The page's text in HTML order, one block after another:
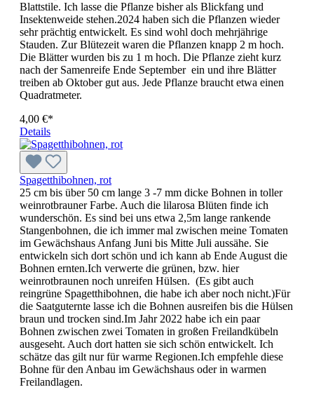
Blattstile. Ich lasse die Pflanze bisher als Blickfang und
Insektenweide stehen.2024 haben sich die Pflanzen wieder
sehr prächtig entwickelt. Es sind wohl doch mehrjährige
Stauden. Zur Blütezeit waren die Pflanzen knapp 2 m hoch.
Die Blätter wurden bis zu 1 m hoch. Die Pflanze zieht kurz
nach der Samenreife Ende September ein und ihre Blätter
treiben ab Oktober gut aus. Jede Pflanze braucht etwa einen
Quadratmeter.
4,00 €*
Details
Spagetthibohnen, rot
25 cm bis über 50 cm lange 3 -7 mm dicke Bohnen in toller
weinrotbrauner Farbe. Auch die lilarosa Blüten finde ich
wunderschön. Es sind bei uns etwa 2,5m lange rankende
Stangenbohnen, die ich immer mal zwischen meine Tomaten
im Gewächshaus Anfang Juni bis Mitte Juli aussähe. Sie
entwickeln sich dort schön und ich kann ab Ende August die
Bohnen ernten.Ich verwerte die grünen, bzw. hier
weinrotbraunen noch unreifen Hülsen. (Es gibt auch
reingrüne Spagetthibohnen, die habe ich aber noch nicht.)Für
die Saatguternte lasse ich die Bohnen ausreifen bis die Hülsen
braun und trocken sind.Im Jahr 2022 habe ich ein paar
Bohnen zwischen zwei Tomaten in großen Freilandkübeln
ausgeseht. Auch dort hatten sie sich schön entwickelt. Ich
schätze das gilt nur für warme Regionen.Ich empfehle diese
Bohne für den Anbau im Gewächshaus oder in warmen
Freilandlagen.